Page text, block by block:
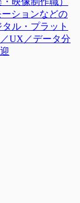
ションなどの
ル・プラット
UX／データ分